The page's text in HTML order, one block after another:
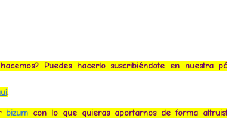
Puedes hacerlo suscribiéndote en nuestra
.
bizumcon lo que quieras aportarnos de forma altruista